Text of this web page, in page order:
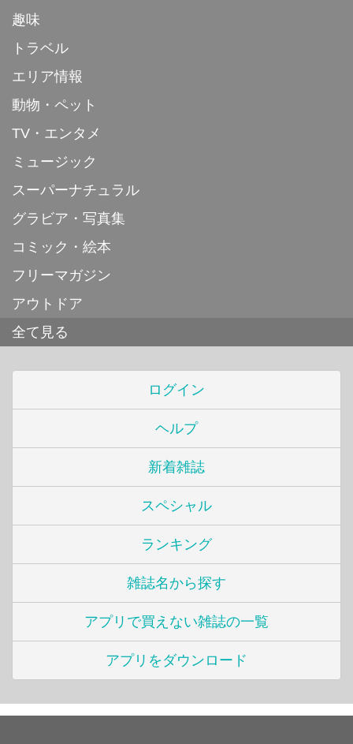
趣味
トラベル
エリア情報
動物・ペット
TV・エンタメ
ミュージック
スーパーナチュラル
グラビア・写真集
コミック・絵本
フリーマガジン
アウトドア
全て見る
ログイン
ヘルプ
新着雑誌
スペシャル
ランキング
雑誌名から探す
アプリで買えない雑誌の一覧
アプリをダウンロード